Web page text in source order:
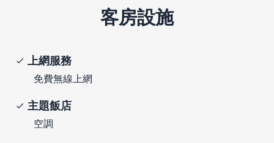
客房設施
上網服務
免費無線上網
主題飯店
空調